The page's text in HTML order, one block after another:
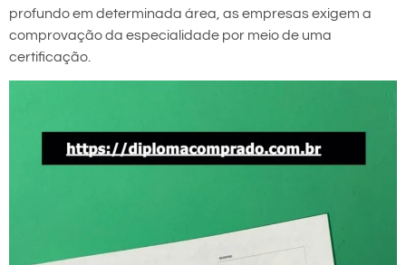
profundo em determinada área, as empresas exigem a
comprovação da especialidade por meio de uma
certificação.